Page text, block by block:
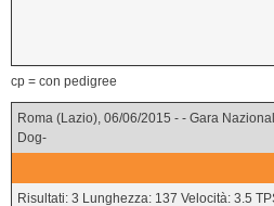
cp = con pedigree
Roma (Lazio), 06/06/2015 - - Gara
Dog-
Risultati: 3 Lunghezza: 137 Velocità: 3.5